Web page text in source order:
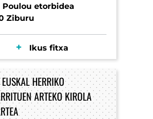
Poulou etorbidea
Ziburu
Ikus fitxa
HERRIKO
ARTEKO KIROLA